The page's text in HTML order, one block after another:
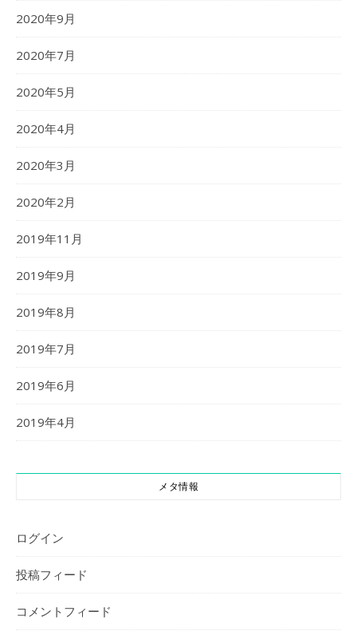
2020年9月
2020年7月
2020年5月
2020年4月
2020年3月
2020年2月
2019年11月
2019年9月
2019年8月
2019年7月
2019年6月
2019年4月
メタ情報
ログイン
投稿フィード
コメントフィード